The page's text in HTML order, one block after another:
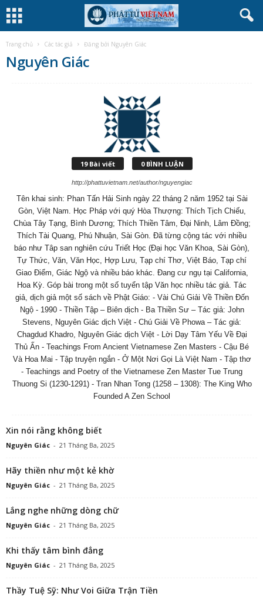
Trang chủ Các tác giả Đăng bởi Nguyên Giác
Nguyên Giác
19 Bài viết 0 BÌNH LUẬN
http://phattuvietnam.net/author/nguyengiac
Tên khai sinh: Phan Tấn Hải Sinh ngày 22 tháng 2 năm 1952 tại Sài
Gòn, Việt Nam. Học Pháp với quý Hòa Thượng: Thích Tịch Chiếu,
Chùa Tây Tạng, Bình Dương; Thích Thiền Tâm, Đại Ninh, Lâm Đồng;
Thích Tài Quang, Phú Nhuận, Sài Gòn. Đã từng cộng tác với nhiều
báo như Tâp san nghiên cứu Triết Học (Đại học Văn Khoa, Sài Gòn),
Tự Thức, Văn, Văn Học, Hợp Lưu, Tạp chí Thơ, Việt Báo, Tạp chí
Giao Điểm, Giác Ngộ và nhiều báo khác. Đang cư ngụ tại California,
Hoa Kỳ. Góp bài trong một số tuyển tập Văn học nhiều tác giả. Tác
giả, dịch giả một số sách về Phật Giáo: - Vài Chú Giải Về Thiền Đốn
Ngộ - 1990 - Thiền Tập – Biên dịch - Ba Thiền Sư – Tác giả: John
Stevens, Nguyên Giác dịch Việt - Chú Giải Về Phowa – Tác giả:
Chagdud Khadro, Nguyên Giác dịch Việt - Lời Dạy Tâm Yếu Về Đại
Thủ Ấn - Teachings From Ancient Vietnamese Zen Masters - Cậu Bé
Và Hoa Mai - Tập truyện ngắn - Ở Một Nơi Gọi Là Việt Nam - Tập thơ
- Teachings and Poetry of the Vietnamese Zen Master Tue Trung
Thuong Si (1230-1291) - Tran Nhan Tong (1258 – 1308): The King Who
Founded A Zen School
Xin nói rằng không biết
Nguyên Giác - 21 Tháng Ba, 2025
Hãy thiền như một kẻ khờ
Nguyên Giác - 21 Tháng Ba, 2025
Lắng nghe những dòng chữ
Nguyên Giác - 21 Tháng Ba, 2025
Khi thấy tâm bình đẳng
Nguyên Giác - 21 Tháng Ba, 2025
Thầy Tuệ Sỹ: Như Voi Giữa Trận Tiền